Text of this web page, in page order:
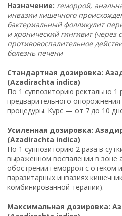
Назначение: геморрой,
инвазии кишечного
бактериальный фолликулит
и хронический гингивит (через
противовоспалительное
болезнь печени
Стандартная дозировка:
(Azadirachta indica)
По 1 суппозиторию ректально 1
предварительного опорожнения
процедуры. Курс — от 7 до 10
Усиленная дозировка:
(Azadirachta indica)
По 1 суппозиторию 2 раза в
выраженном воспалении в зоне
обострении геморроя с отёком
паразитарных инвазиях
комбинированной терапии).
Максимальная дозировка: